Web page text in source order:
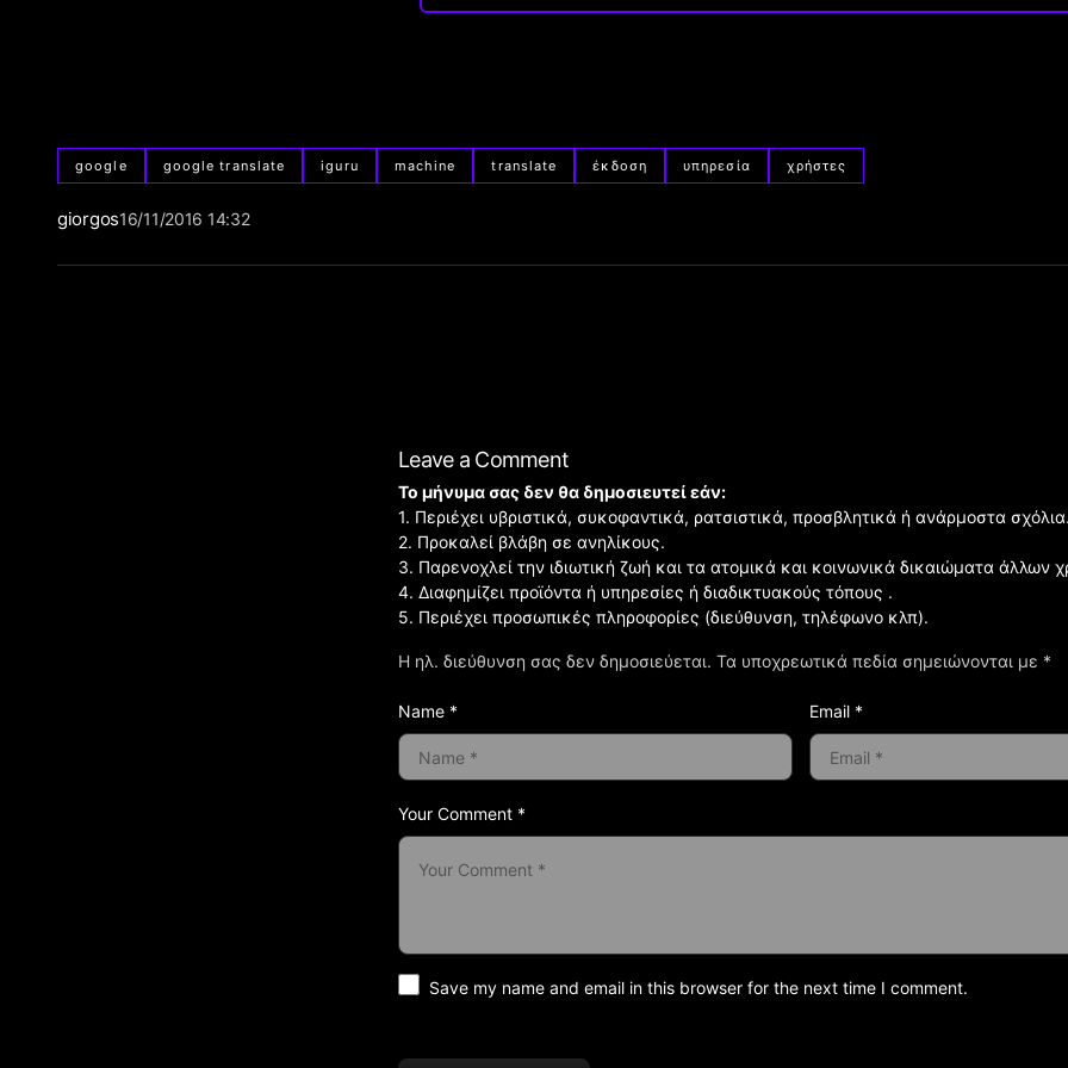
google google translate iguru machine translate έκδοση υπηρεσία χρήστες
giorgos16/11/2016 14:32
Leave a Comment
Η ηλ. διεύθυνση σας δεν δημοσιεύεται. Τα υποχρεωτικά πεδία σημειώνονται με *
Your Comment *
Το μήνυμα σας δεν θα δημοσιευτεί εάν:
1. Περιέχει υβριστικά, συκοφαντικά, ρατσιστικά, προσβλητικά ή ανάρμοστα σχόλια.
2. Προκαλεί βλάβη σε ανηλίκους.
3. Παρενοχλεί την ιδιωτική ζωή και τα ατομικά και κοινωνικά δικαιώματα άλλων
4. Διαφημίζει προϊόντα ή υπηρεσίες ή διαδικτυακούς τόπους .
5. Περιέχει προσωπικές πληροφορίες (διεύθυνση, τηλέφωνο κλπ).
Name * Email *
Save my name and email in this browser for the next time I comment.